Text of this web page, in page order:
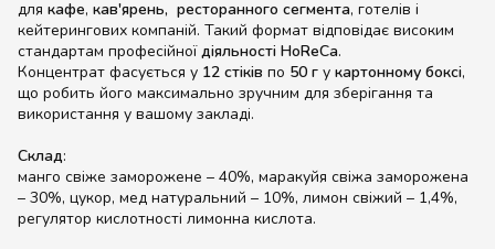
для кафе, кав'ярень, ресторанного сегмента, готелів і
кейтерингових компаній. Такий формат відповідає високим
стандартам професійноїдіяльності HoReCa.
Концентрат фасується у 12 стіків по 50 г у картонному боксі,
що робить його максимально зручним для зберігання та
використання у вашому закладі.
Склад:
манго свіже заморожене – 40%, маракуйя свіжа заморожена
– 30%, цукор, мед натуральний – 10%, лимон свіжий – 1,4%,
регулятор кислотності лимонна кислота.